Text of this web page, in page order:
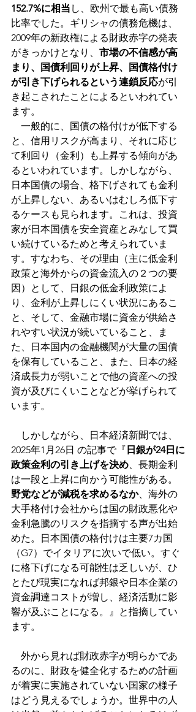
152.7%に相当 し、欧州で最も高い債務
比率でした。﻿ギリシャの債務危機は、
2009年の新政権による財政赤字の発表
がきっかけとなり、 市場の不信感が高
まり、国債利回りが上昇、国債格付け
が引き下げられるという連鎖反応が引
き起こされたことによるといわれてい
ます。
一般的に、国債の格付けが低下する
と、信用リスクが高まり、それに応じ
て利回り（金利）も上昇する傾向があ
るといわれています。しかしながら、
日本国債の場合、格下げされても金利
が上昇しない、あるいはむしろ低下す
るケースも見られます。これは、投資
家が日本国債を安全資産とみなして買
い続けているためと考えられていま
す。すなわち、その理由（主に低金利
政策と海外からの資金流入の２つの要
因）として、日銀の低金利政策によ
り、金利が上昇しにくい状況にあるこ
と、そして、金融市場に資金が供給さ
れやすい状況が続いていること、ま
た、日本国内の金融機関が大量の国債
を保有していること、また、日本の経
済成長力が弱いことで他の資産への投
資が及びにくいことなどが挙げられて
います。﻿
しかしながら、日本経済新聞では、
2025年1月26日 の記事で『 日銀が24日に
政策金利の引き上げを決め、長期金利
は一段と上昇に向かう可能性がある。
野党などが減税を求めるなか、海外の
大手格付け会社からは国の財政悪化や
金利急騰のリスクを指摘する声が出始
めた。日本国債の格付けは主要7カ国
（G7）でイタリアに次いで低い。すぐ
に格下げになる可能性は乏しいが、ひ
とたび現実になれば邦銀や日本企業の
資金調達コストが増し、経済活動に影
響が及ぶことになる。』と指摘してい
ます。
外から見れば財政赤字が明らかであ
るのに、財政を健全化するための計画
が着実に実施されていない国家の様子
はどう見えるでしょうか。世界中の人